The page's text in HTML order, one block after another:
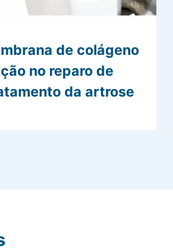
de colágeno
no reparo de
da artrose